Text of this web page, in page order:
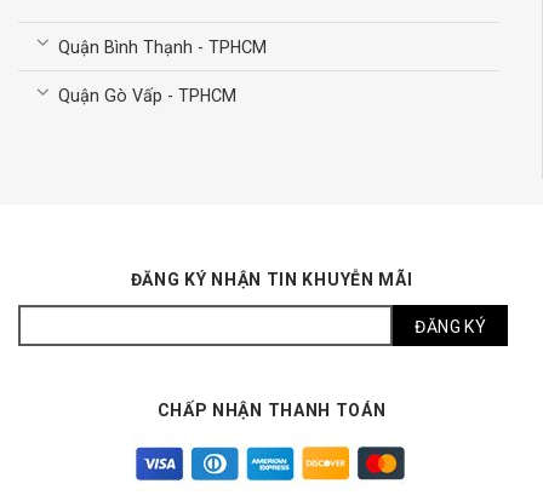
Quận Bình Thạnh - TPHCM
Quận Gò Vấp - TPHCM
ĐĂNG KÝ NHẬN TIN KHUYỄN MÃI
CHẤP NHẬN THANH TOÁN